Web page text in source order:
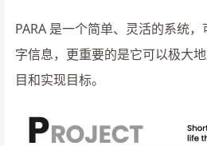
PARA 是一个简单、灵活的系统
字信息，更重要的是它可以极大
目和实现目标。